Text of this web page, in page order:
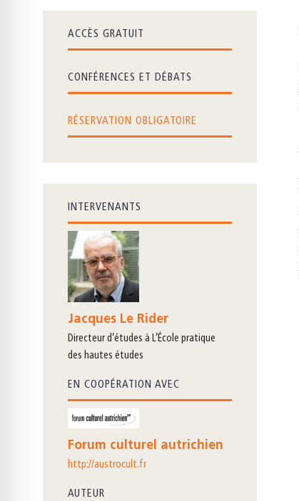
ACCÈS GRATUIT
CONFÉRENCES ET DÉBATS
RÉSERVATION OBLIGATOIRE
INTERVENANTS
Jacques Le Rider
directeur d’études à L’École pratique
des hautes études
EN COOPÉRATION AVEC
Forum culturel autrichien
http://austrocult.fr
AUTEUR